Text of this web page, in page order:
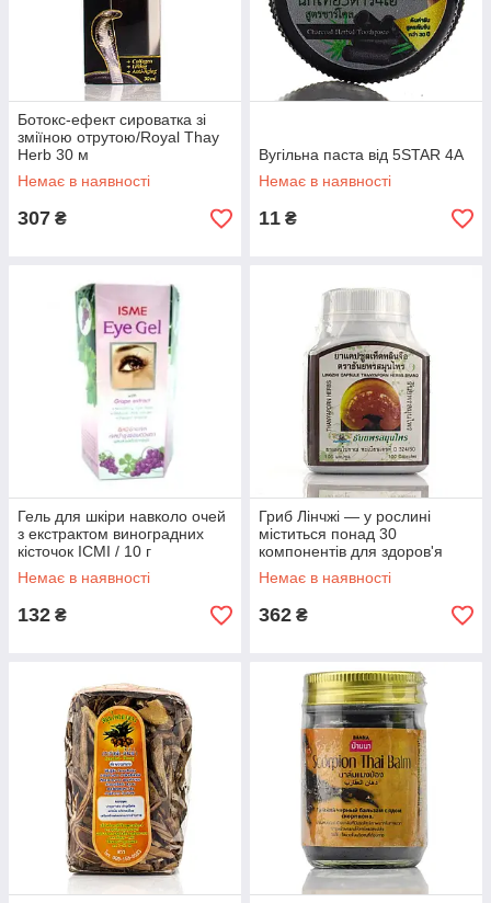
Ботокс-ефект сироватка зі
зміїною отрутою/Royal Thay
Herb 30 м
Немає в наявності
307 ₴
Вугільна паста від 5STAR 4A
Немає в наявності
11 ₴
Гель для шкіри навколо очей
з екстрактом виноградних
кісточок ІСМІ / 10 г
Немає в наявності
132 ₴
Гриб Лінчжі — у рослині
міститься понад 30
компонентів для здоров'я
людини. / Thanyaporn herbs /
100 таб
Немає в наявності
362 ₴